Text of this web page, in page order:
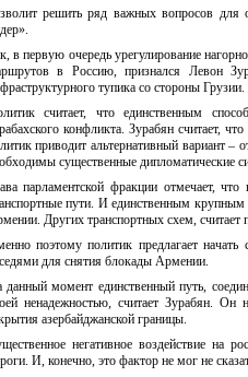
решить ряд важных вопросов для
в первую очередь урегулирование
в Россию, признался Левон
тупика со стороны Грузии.
считает, что единственным
конфликта. Зурабян считает,
приводит альтернативный вариант
существенные дипломатические
парламентской фракции отмечает,
пути. И единственным крупным
Других транспортных схем, считает
поэтому политик предлагает
для снятия блокады Армении.
данный момент единственный путь,
ненадежностью, считает Зурабян. Он
азербайджанской границы.
негативное воздействие на
И, конечно, это фактор не мог не